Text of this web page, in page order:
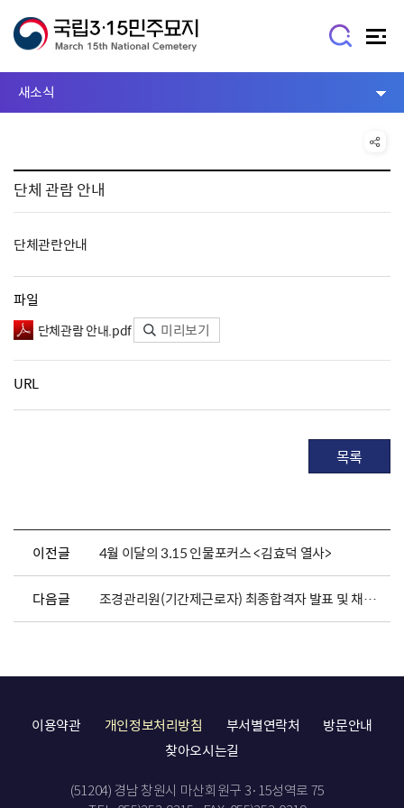
새소식
단체 관람 안내
단체관란안내
파일
단체관람 안내.pdf 미리보기
URL
목록
이전글 4월 이달의 3.15 인물포커스 <김효덕 열사>
다음글 조경관리원(기간제근로자) 최종합격자 발표 및 채용서류 제출 안내
이용약관 개인정보처리방침 부서별연락처
방문안내
찾아오시는길
(51204) 경남 창원시 마산회원구 3·15성역로 75